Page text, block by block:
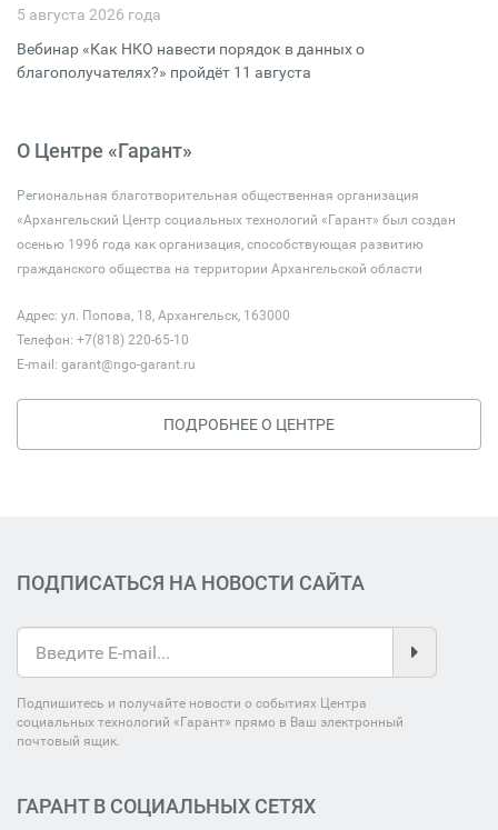
5 августа 2026 года
Вебинар «Как НКО навести порядок в данных о
благополучателях?» пройдёт 11 августа
О Центре «Гарант»
Региональная благотворительная общественная организация
«Архангельский Центр социальных технологий «Гарант» был создан
осенью 1996 года как организация, способствующая развитию
гражданского общества на территории Архангельской области
Адрес: ул. Попова, 18, Архангельск, 163000
Телефон: +7(818) 220-65-10
E-mail: garant@ngo-garant.ru
ПОДРОБНЕЕ О ЦЕНТРЕ
ПОДПИСАТЬСЯ НА НОВОСТИ САЙТА
Подпишитесь и получайте новости о событиях Центра
социальных технологий «Гарант» прямо в Ваш электронный
почтовый ящик.
ГАРАНТ В СОЦИАЛЬНЫХ СЕТЯХ